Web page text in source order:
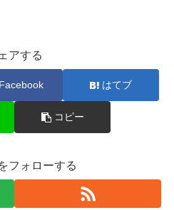
アする
Facebook はてブ
コピー
フォローする